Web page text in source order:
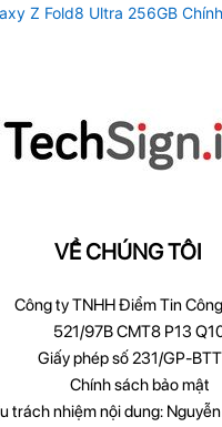
VỀ CHÚNG TÔI
Công ty TNHH Điểm Tin
521/97B CMT8 P13
Giấy phép số 231/GP-
Chính sách bảo mật
trách nhiệm nội dung: